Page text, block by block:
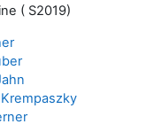
( S2019)